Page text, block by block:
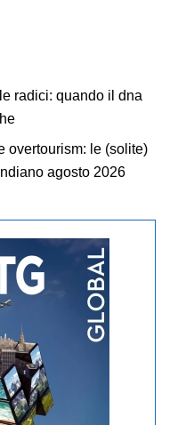
radici: quando il dna
overtourism: le (solite)
agosto 2026